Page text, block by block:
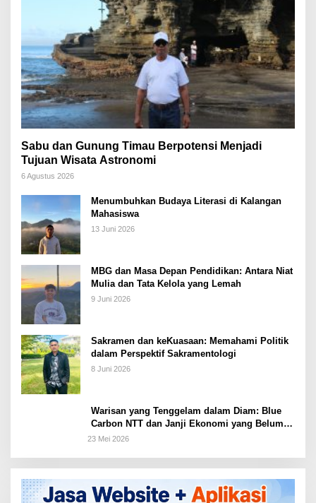
Sabu dan Gunung Timau Berpotensi Menjadi
Tujuan Wisata Astronomi
6 Agustus 2026
Menumbuhkan Budaya Literasi di Kalangan
Mahasiswa
13 Juni 2026
MBG dan Masa Depan Pendidikan: Antara Niat
Mulia dan Tata Kelola yang Lemah
9 Juni 2026
Sakramen dan keKuasaan: Memahami Politik
dalam Perspektif Sakramentologi
8 Juni 2026
Warisan yang Tenggelam dalam Diam: Blue
Carbon NTT dan Janji Ekonomi yang Belum
Ditunaikan
23 Mei 2026